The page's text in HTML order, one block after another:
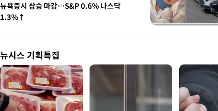
뉴욕증시 상승 마감…S&P 0.6% 나스닥
1.3%↑
뉴시스 기획특집